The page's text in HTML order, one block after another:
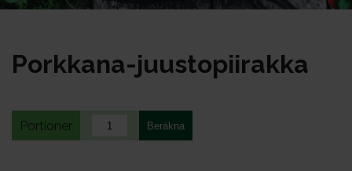
Pork­ka­na-juus­to­pii­rak­ka
Portioner